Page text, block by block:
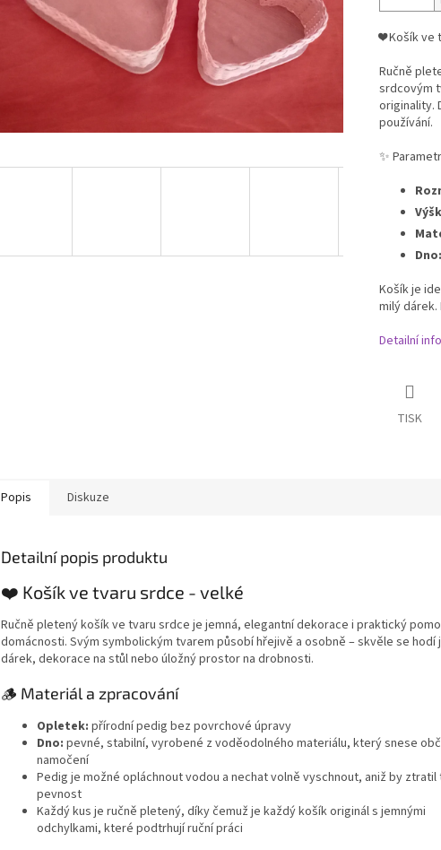
❤️ Košík ve
Ručně
srdcovým
originality.
používání.
✨
Dno:
Košík je
milý
Detailní
TISK
Popis Diskuze
Detailní popis produktu
❤️ Košík ve tvaru srdce - velké
Ručně pletený košík ve tvaru srdce je jemná, elegantní dekorace i praktický
domácnosti. Svým symbolickým tvarem působí hřejivě a osobně – skvěle se hodí
dárek, dekorace na stůl nebo úložný prostor na drobnosti.
🪵 Materiál a zpracování
Opletek: přírodní pedig bez povrchové úpravy
Dno: pevné, stabilní, vyrobené z voděodolného materiálu, který snese
namočení
Pedig je možné opláchnout vodou a nechat volně vyschnout, aniž by ztratil
pevnost
Každý kus je ručně pletený, díky čemuž je každý košík originál s jemnými
odchylkami, které podtrhují ruční práci